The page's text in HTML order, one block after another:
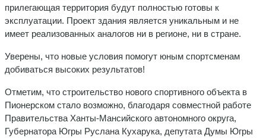
прилегающая территория будут полностью готовы к
эксплуатации. Проект здания является уникальным и не
имеет реализованных аналогов ни в регионе, ни в стране.
Уверены, что новые условия помогут юным спортсменам
добиваться высоких результатов!
Отметим, что строительство нового спортивного объекта в
Пионерском стало возможно, благодаря совместной работе
Правительства Ханты-Мансийского автономного округа,
Губернатора Югры Руслана Кухарука, депутата Думы Югры